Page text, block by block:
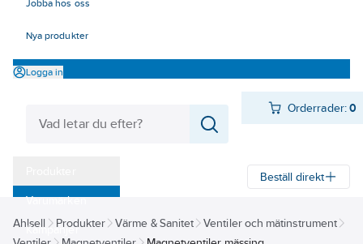
Jobba hos oss
Nya produkter
Logga in
Orderrader:0
Varumärken
Kampanjer
Beställ direkt
Ahlsell Produkter Värme & Sanitet
Ventiler och mätinstrument